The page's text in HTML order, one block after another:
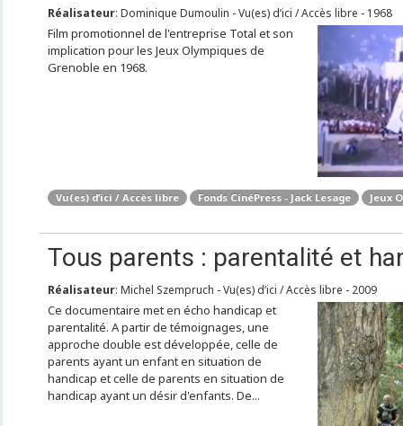
Réalisateur: Dominique Dumoulin - Vu(es) d’ici / Accès libre - 1968
Film promotionnel de l'entreprise Total et son
implication pour les Jeux Olympiques de
Grenoble en 1968.
Vu(es) d’ici / Accès libre Fonds CinéPress - Jack Lesage Jeux
Tous parents : parentalité et
Réalisateur: Michel Szempruch - Vu(es) d’ici / Accès libre - 2009
Ce documentaire met en écho handicap et
parentalité. A partir de témoignages, une
approche double est développée, celle de
parents ayant un enfant en situation de
handicap et celle de parents en situation de
handicap ayant un désir d'enfants. De...